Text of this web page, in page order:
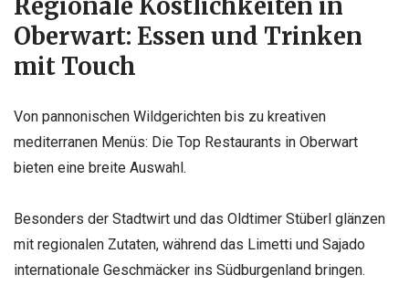
Regionale Köstlichkeiten in
Oberwart: Essen und Trinken
mit Touch
Von pannonischen Wildgerichten bis zu kreativen
mediterranen Menüs: Die Top Restaurants in Oberwart
bieten eine breite Auswahl.
Besonders der Stadtwirt und das Oldtimer Stüberl glänzen
mit regionalen Zutaten, während das Limetti und Sajado
internationale Geschmäcker ins Südburgenland bringen.